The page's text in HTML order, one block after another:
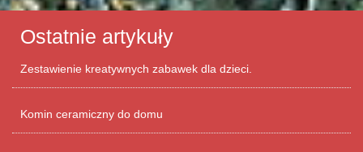
Ostatnie artykuły
Zestawienie kreatywnych zabawek dla dzieci.
Komin ceramiczny do domu